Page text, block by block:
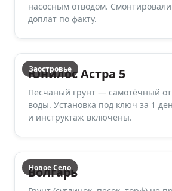
насосным отводом. Смонтировали
доплат по факту.
Заостровье
Юнилос Астра 5
Песчаный грунт — самотёчный
воды. Установка под ключ за 1
и инструктаж включены.
Новое Село
Волгарь